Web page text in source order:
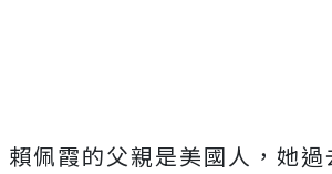
賴佩霞的父親是美國人，她過